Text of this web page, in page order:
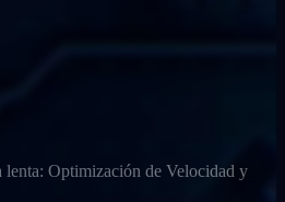
Optimización de Velocidad y